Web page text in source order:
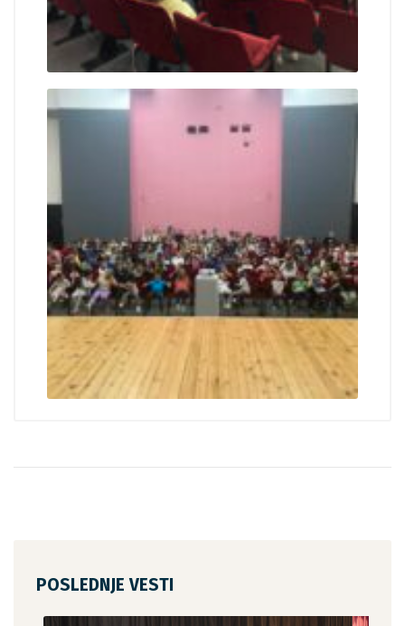
POSLEDNJE VESTI